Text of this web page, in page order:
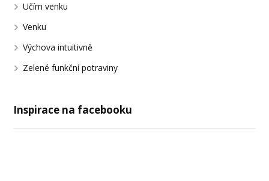
Učím venku
Venku
Výchova intuitivně
Zelené funkční potraviny
Inspirace na facebooku